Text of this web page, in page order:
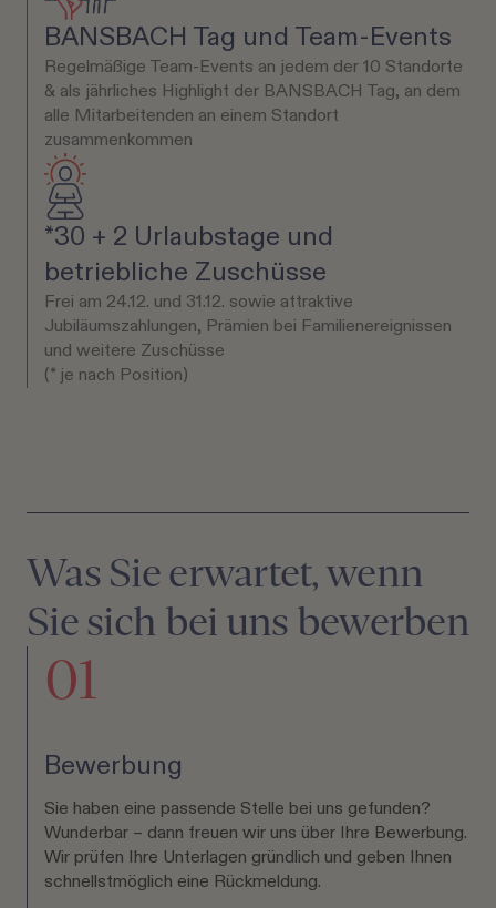
BANSBACH Tag und Team-Events
Regelmäßige Team-Events an jedem der 10 Standorte
& als jährliches Highlight der BANSBACH Tag, an dem
alle Mitarbeitenden an einem Standort
zusammenkommen
*30 + 2 Urlaubstage und
betriebliche Zuschüsse
Frei am 24.12. und 31.12. sowie attraktive
Jubiläumszahlungen, Prämien bei Familienereignissen
und weitere Zuschüsse
(* je nach Position)
Was Sie erwartet, wenn
Sie sich bei uns bewerben
01
Bewerbung
Sie haben eine passende Stelle bei uns gefunden?
Wunderbar – dann freuen wir uns über Ihre Bewerbung.
Wir prüfen Ihre Unterlagen gründlich und geben Ihnen
schnellstmöglich eine Rückmeldung.